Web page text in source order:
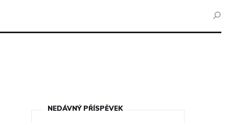
NEDÁVNÝ PŘÍSPĚVEK